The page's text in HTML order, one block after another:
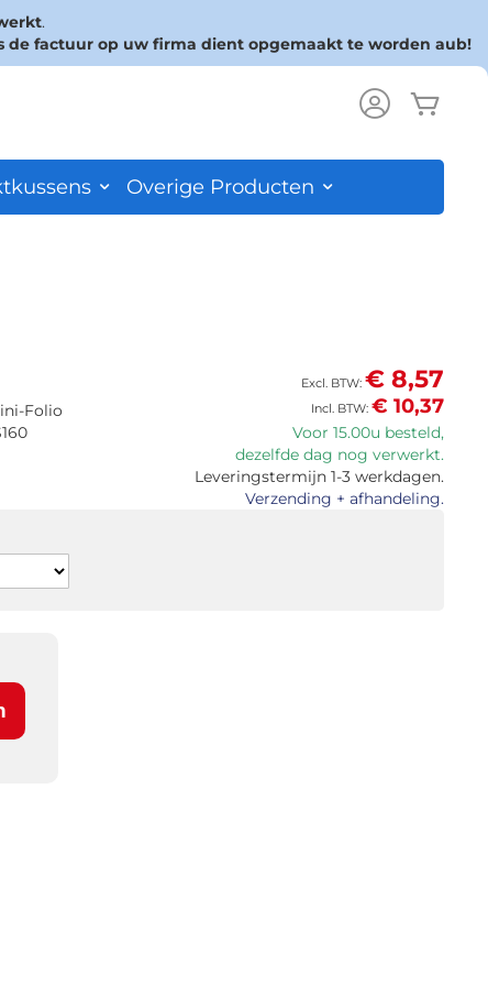
.
de factuur op uw firma dient opgemaakt te worden aub!
Overige Producten
€ 10,37
€ 8,57
Voor 15.00u besteld,
dezelfde dag nog verwerkt.
Leveringstermijn 1-3 werkdagen.
Verzending + afhandeling.
Folio